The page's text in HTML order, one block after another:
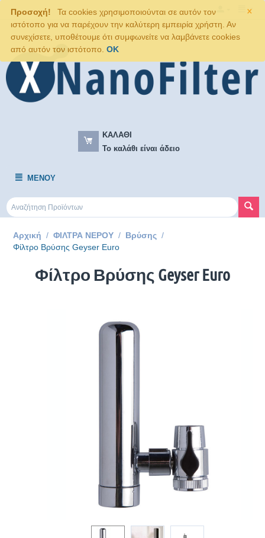
×
Προσοχή!
Τα cookies χρησιμοποιούνται σε αυτόν τον
ιστότοπο για να παρέχουν την καλύτερη εμπειρία χρήστη. Αν
συνεχίσετε, υποθέτουμε ότι συμφωνείτε να λαμβάνετε cookies
από αυτόν τον ιστότοπο. OK
ΚΑΛΆΘΙ
Το καλάθι είναι άδειο
ΜΕΝΟΎ
Αρχική / ΦΙΛΤΡΑ ΝΕΡΟΥ / Βρύσης /
Φίλτρο Βρύσης Geyser Euro
Φίλτρο Βρύσης Geyser Euro